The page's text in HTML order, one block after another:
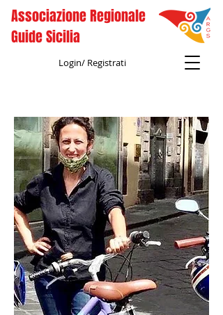
Associazione Regionale
Guide Sicilia
Login/ Registrati